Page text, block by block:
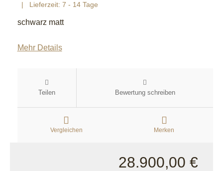
Lieferzeit: 7 - 14 Tage
schwarz matt
Mehr Details
Teilen Bewertung schreiben
Vergleichen Merken
28.900,00 €